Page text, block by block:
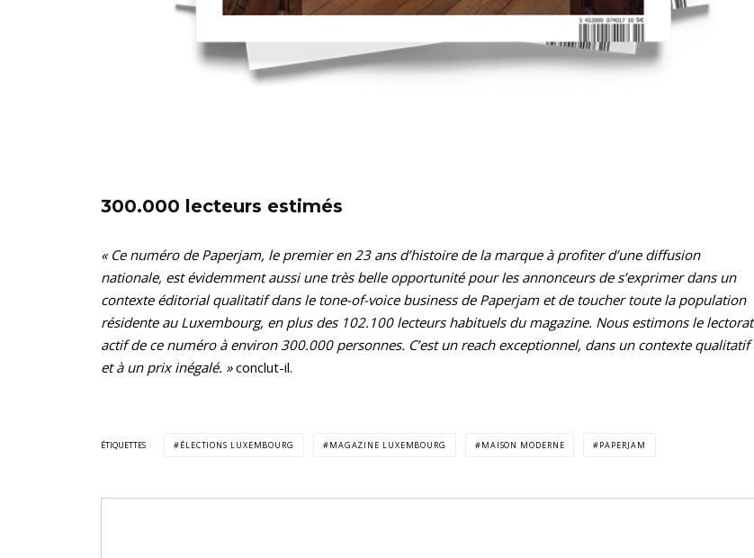
300.000 lecteurs estimés
« Ce numéro de Paperjam, le premier en 23 ans d’histoire de la marque à profiter d’une diffusion
nationale, est évidemment aussi une très belle opportunité pour les annonceurs de s’exprimer dans un
contexte éditorial qualitatif dans le tone-of-voice business de Paperjam et de toucher toute la population
résidente au Luxembourg, en plus des 102.100 lecteurs habituels du magazine. Nous estimons le lectorat
actif de ce numéro à environ 300.000 personnes. C’est un reach exceptionnel, dans un contexte qualitatif
et à un prix inégalé. »conclut-il.
ÉTIQUETTES ÉLECTIONS LUXEMBOURG MAGAZINE LUXEMBOURG MAISON MODERNE PAPERJAM